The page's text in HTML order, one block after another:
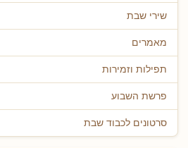
שירי שבת
מאמרים
תפילות וזמירות
פרשת השבוע
סרטונים לכבוד שבת